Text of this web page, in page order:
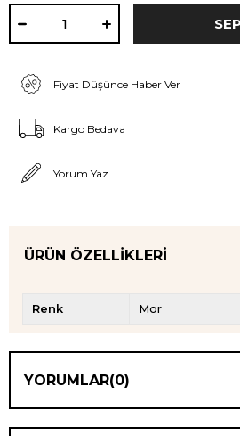
Fiyat Düşünce Haber Ver
Kargo Bedava
Yorum Yaz
ÜRÜN ÖZELLIKLERI
Renk Mor
YORUMLAR(0)